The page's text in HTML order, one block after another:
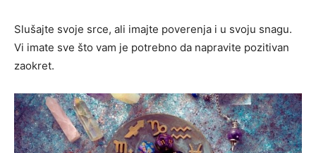
Slušajte svoje srce, ali imajte poverenja i u svoju snagu.
Vi imate sve što vam je potrebno da napravite pozitivan
zaokret.